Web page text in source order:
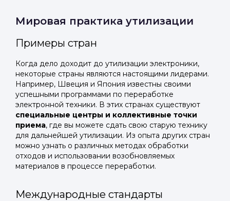
Мировая практика утилизации
Примеры стран
Когда дело доходит до утилизации электроники,
некоторые страны являются настоящими лидерами.
Например, Швеция и Япония известны своими
успешными программами по переработке
электронной техники. В этих странах существуют
специальные центры и коллективные точки
приема, где вы можете сдать свою старую технику
для дальнейшей утилизации. Из опыта других стран
можно узнать о различных методах обработки
отходов и использовании возобновляемых
материалов в процессе переработки.
Международные стандарты